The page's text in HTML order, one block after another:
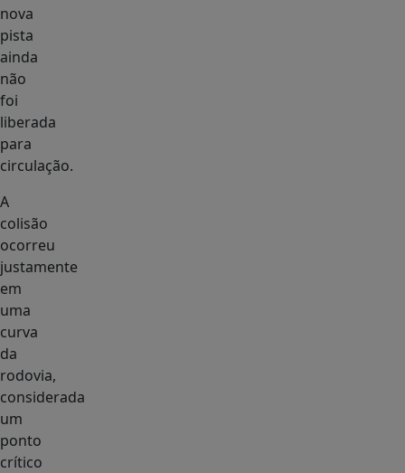
nova
pista
ainda
não
foi
liberada
para
circulação.
A
colisão
ocorreu
justamente
em
uma
curva
da
rodovia,
considerada
um
ponto
crítico